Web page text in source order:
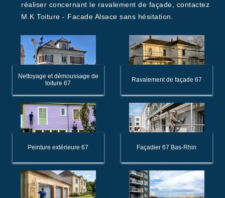
réaliser concernant le ravalement de façade, contactez
M.K Toiture - Facade Alsace sans hésitation.
Nettoyage et démoussage de
toiture 67
Ravalement de façade 67
Peinture extérieure 67 Façadier 67 Bas-Rhin